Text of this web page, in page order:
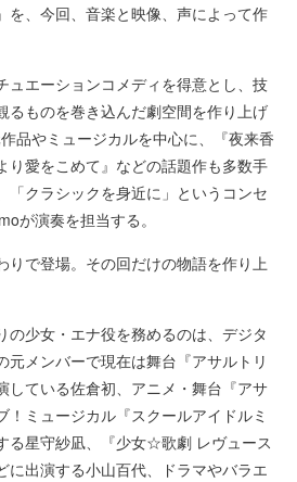
を、今回、音楽と映像、声によって作
ュエーションコメディを得意とし、技
るものを巻き込んだ劇空間を作り上げ
品やミュージカルを中心に、『夜来香
り愛をこめて』などの話題作も多数手
「クラシックを身近に」というコンセ
が演奏を担当する。
りで登場。その回だけの物語を作り上
の少女・エナ役を務めるのは、デジタ
元メンバーで現在は舞台『アサルトリ
している佐倉初、アニメ・舞台『アサ
！ミュージカル『スクールアイドルミ
る星守紗凪、『少女☆歌劇 レヴュース
に出演する小山百代、ドラマやバラエ